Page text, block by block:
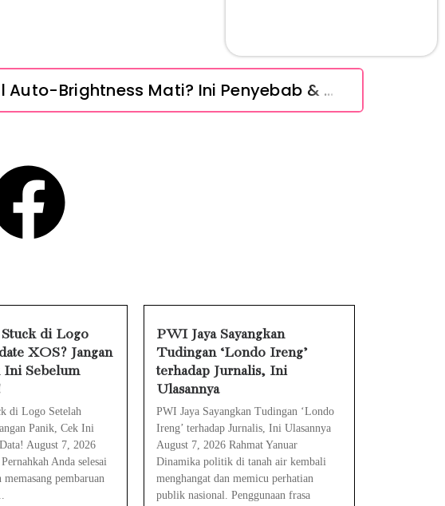
Layar iPhone Mendadak Redup Sendiri Padahal Auto-Brightness Mati? Ini Penyebab & Solusinya!
Panik, Cek Ini Sebelum Reset Data!
Jurnalis, Ini Ulasannya
DPR Bersikap, Ini Ulasan Politiknya
Pink? Ini Penjelasan dan Faktanya
dan Cara Mengatasinya
dan Cara Mengatasinya
di Logo
XOS? Jangan
Sebelum
di Logo Setelah
Panik, Cek Ini
August 7, 2026
Anda selesai
pembaruan
PWI Jaya Sayangkan
Tudingan ‘Londo Ireng’
terhadap Jurnalis, Ini
Ulasannya
PWI Jaya Sayangkan Tudingan ‘Londo
Ireng’ terhadap Jurnalis, Ini Ulasannya
August 7, 2026 Rahmat Yanuar
Dinamika politik di tanah air kembali
menghangat dan memicu perhatian
publik nasional. Penggunaan frasa